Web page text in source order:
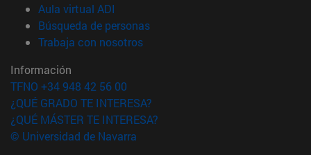
Aula virtual ADI
Búsqueda de personas(abre en nueva ventana)
Trabaja con nosotros(abre en nueva ventana)
Información
TFNO +34 948 42 56 00
¿QUÉ GRADO TE INTERESA?
¿QUÉ MÁSTER TE INTERESA?
© Universidad de Navarra